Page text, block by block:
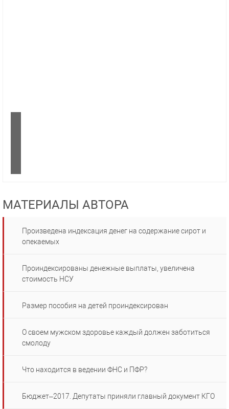
МАТЕРИАЛЫ АВТОРА
Произведена индексация денег на содержание сирот и
опекаемых
Проиндексированы денежные выплаты, увеличена
стоимость НСУ
Размер пособия на детей проиндексирован
О своем мужском здоровье каждый должен заботиться
смолоду
Что находится в ведении ФНС и ПФР?
Бюджет–2017. Депутаты приняли главный документ КГО